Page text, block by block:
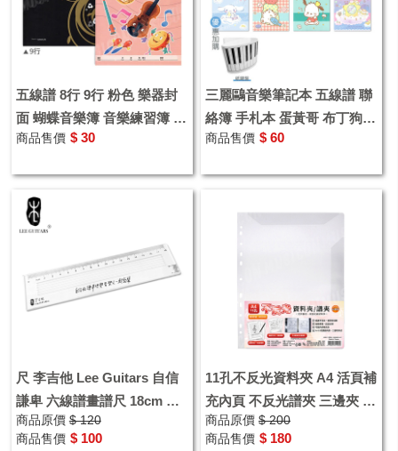
五線譜 8行 9行 粉色 樂器封
面 蝴蝶音樂簿 音樂練習簿 翰
軒
商品售價 $ 30
三麗鷗音樂筆記本 五線譜 聯
絡簿 手札本 蛋黃哥 布丁狗
兔媽媽 Hello Kitty 大耳狗 毛
商品售價 $ 60
尺 李吉他 Lee Guitars 自信
謙卑 六線譜畫譜尺 18cm 音
樂文具 音樂禮品
商品原價 $ 120
商品售價 $ 100
11孔不反光資料夾 A4 活頁補
充內頁 不反光譜夾 三邊夾 一
包12入 AMLM111
商品原價 $ 200
商品售價 $ 180